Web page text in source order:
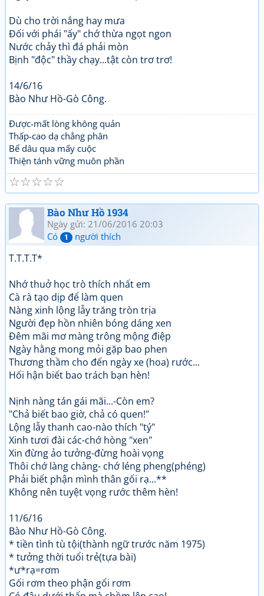
Dù cho trời nắng hay mưa
Đối với phái "ấy" chớ thừa ngọt ngon
Nước chảy thì đá phải mòn
Bịnh "độc" thầy chạy...tật còn trơ trơ!
14/6/16
Bào Như Hồ-Gò Công.
Được-mất lòng không quản
Thấp-cao dạ chẳng phân
Bể dâu qua mấy cuộc
Thiện tánh vững muôn phần
☆
☆
☆
☆
☆
Bào Như Hồ 1934
Ngày gửi: 21/06/2016 20:03
Có
1 người thích
T.T.T.T*
Nhớ thuở học trò thích nhất em
Cà rà tạo dịp để làm quen
Nàng xinh lộng lẫy trăng tròn trịa
Người đẹp hồn nhiên bóng dáng xen
Đêm mãi mơ màng trông mộng điệp
Ngày hằng mong mỏi gặp bao phen
Thương thầm cho đến ngày xe (hoa) rước...
Hối hận biết bao trách bạn hèn!
Nịnh nàng tán gái mãi...-Còn em?
"Chả biết bao giờ, chả có quen!"
Lộng lẫy thanh cao-nào thích "tý"
Xinh tươi đài các-chớ hòng "xen"
Xin đừng ảo tưởng-đừng hoài vọng
Thôi chớ làng chàng- chớ léng pheng(phéng)
Phải biết phận mình thân gối rạ...**
Không nên tuyệt vọng rước thêm hèn!
11/6/16
Bào Như Hồ-Gò Công.
* tiền tình tù tội(thành ngữ trước năm 1975)
* tưởng thời tuổi trẻ(tựa bài)
*ư*rạ=rơm
Gối rơm theo phận gối rơm